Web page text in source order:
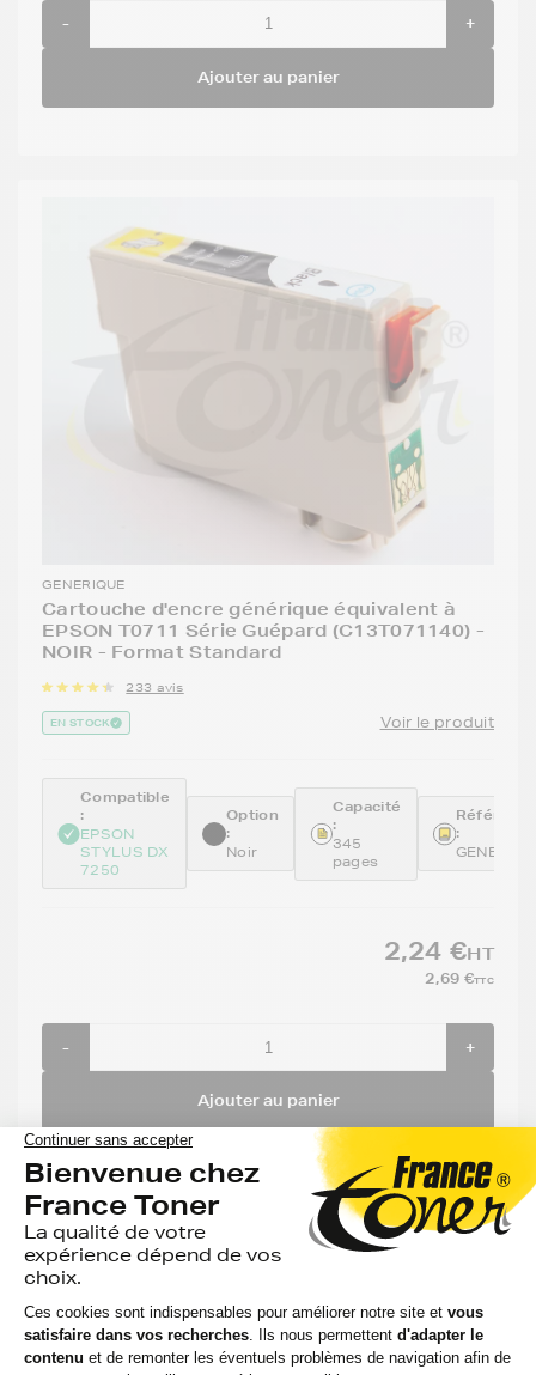
- +
Ajouter au panier
GENERIQUE
Cartouche d'encre générique équivalent à
EPSON T0711 Série Guépard (C13T071140) -
NOIR - Format Standard
233 avis
EN STOCK Voir le produit
Compatible
:
EPSON
STYLUS DX
7250
Option
:
Noir
Capacité
:
345
pages
:
GENE711
2,24 €HT
2,69 €TTC
- +
Ajouter au panier